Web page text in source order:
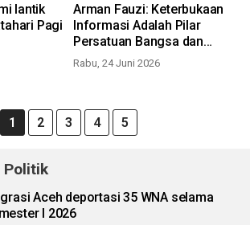
lantik
Pagi
Arman Fauzi: Keterbukaan
Informasi Adalah Pilar
Persatuan Bangsa dan
Demokrasi
Rabu, 24 Juni 2026
1 2 3 4 5
Politik
Aceh deportasi 35 WNA selama
I 2026